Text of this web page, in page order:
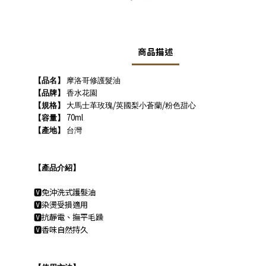
商品描述
【品名】
摩洛哥修護髮油
【品牌】
香水花園
【規格】
大馬士革玫瑰/英國梨小蒼蘭/粉色甜心
【容量】
70ml
【產地】 台灣
【產品介紹】
🆅免沖洗式護髮油
🆅染燙受損適用
🆅抗靜電、撫平毛躁
🆅香味自然持久